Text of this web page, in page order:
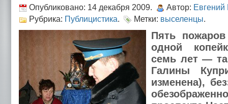
Опубликовано: 14 декабря 2009. Автор: Евгений
Рубрика: Публицистика. Метки: выселенцы.
Пять
одной
семь лет —
Галины
изменена),